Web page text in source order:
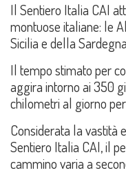
Il Sentiero Italia CAI
montuose italiane: le
Sicilia e della
Il tempo stimato per
aggira intorno ai 350
chilometri al giorno
Considerata la vastità
Sentiero Italia CAI, il
cammino varia a